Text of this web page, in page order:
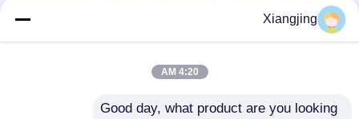
مدونة
ذراع روبوت صناعي
Xiangjing
4:20 AM
Good day, what product are you looking